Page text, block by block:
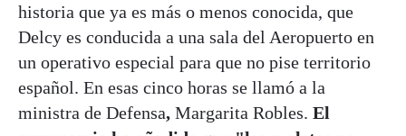
historia que ya es más o menos conocida, que
Delcy es conducida a una sala del Aeropuerto en
un operativo especial para que no pise territorio
español. En esas cinco horas se llamó a la
ministra de Defensa, Margarita Robles. El